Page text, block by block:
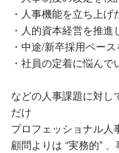
・人事機能を立ち上げ
・人的資本経営を推進
・中途/新卒採用ペー
・社員の定着に悩んで
などの人事課題に対し
だけ
プロフェッショナル人
顧問よりは “実務的”